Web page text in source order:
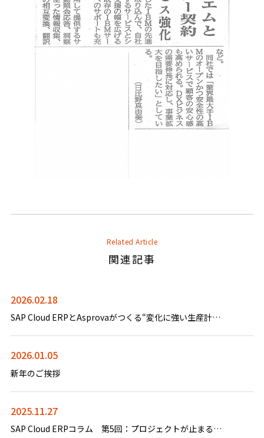
Related Article
関連記事
2026.02.18
SAP Cloud ERPとAsprovaがつくる“変化に強い生産計画”
2026.01.05
新年のご挨拶
2025.11.27
SAP Cloud ERPコラム 第5回：プロジェクトが止まる企業・進む企業の違い 成功の鍵「Discovery Workshop」とは？